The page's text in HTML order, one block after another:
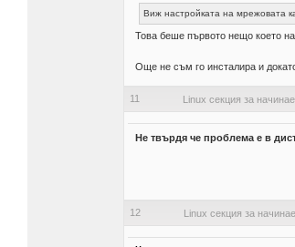
Виж настройката на мрежовата
Това беше първото нещо което
Още не съм го инсталира и
11 Linux секция за
Не твърдя че проблема е в
12 Linux секция за